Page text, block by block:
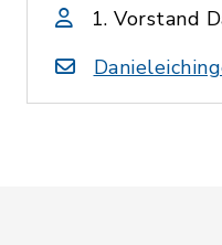
1. Vorstand